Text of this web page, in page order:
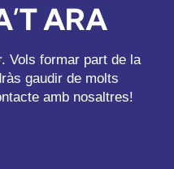
ARA
Vols formar part de la
gaudir de molts
amb nosaltres!